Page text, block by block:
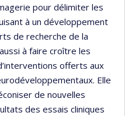
pour délimiter les
à un développement
de recherche de la
à faire croître les
offerts aux
Elle
de nouvelles
des essais cliniques